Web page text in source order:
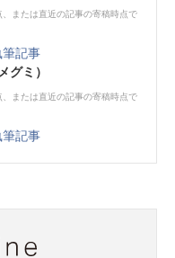
または直近の記事の寄稿時点で
記事
グミ）
または直近の記事の寄稿時点で
記事